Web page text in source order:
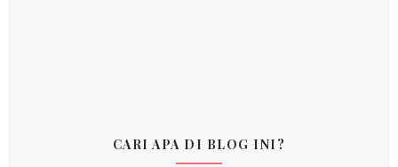
CARI APA DI BLOG INI?